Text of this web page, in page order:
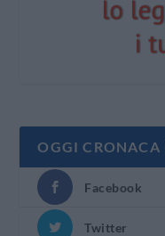
OGGI CRONACA
Facebook
Twitter